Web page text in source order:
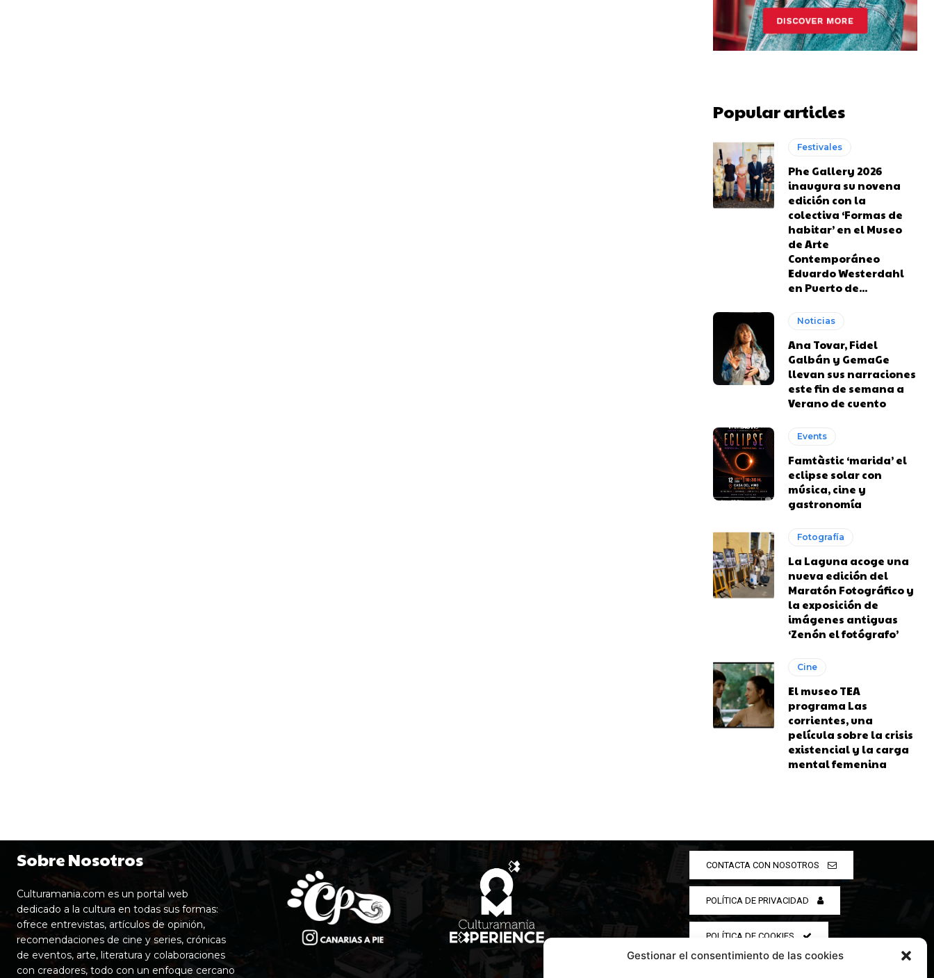
Gestionar el consentimiento de las cookies
Popular articles
Festivales
Phe Gallery 2026
inaugura su novena
edición con la
colectiva ‘Formas de
habitar’ en el Museo
de Arte
Contemporáneo
Eduardo Westerdahl
en Puerto de...
Noticias
Ana Tovar, Fidel
Galbán y GemaGe
llevan sus narraciones
este fin de semana a
Verano de cuento
Events
Famtàstic ‘marida’ el
eclipse solar con
música, cine y
gastronomía
Fotografía
La Laguna acoge una
nueva edición del
Maratón Fotográfico y
la exposición de
imágenes antiguas
‘Zenón el fotógrafo’
Cine
El museo TEA
programa Las
corrientes, una
película sobre la crisis
existencial y la carga
mental femenina
Sobre Nosotros
Culturamania.com es un portal web
dedicado a la cultura en todas sus formas:
ofrece entrevistas, artículos de opinión,
recomendaciones de cine y series, crónicas
de eventos, arte, literatura y colaboraciones
con creadores, todo con un enfoque cercano
CONTACTA CON NOSOTROS
POLÍTICA DE PRIVACIDAD
POLÍTICA DE COOKIES